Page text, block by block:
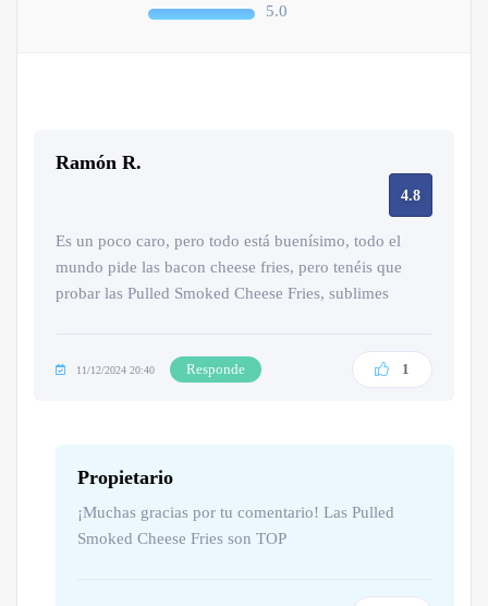
5.0
Ramón R.
4.8
Es un poco caro, pero todo está buenísimo, todo el
mundo pide las bacon cheese fries, pero tenéis que
probar las Pulled Smoked Cheese Fries, sublimes
11/12/2024 20:40 Responde 1
Propietario
¡Muchas gracias por tu comentario! Las Pulled
Smoked Cheese Fries son TOP